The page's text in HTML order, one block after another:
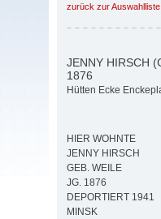
zurück zur Auswahlliste
JENNY HIRSCH
1876
Hütten Ecke
HIER WOHNTE
JENNY HIRSCH
GEB. WEILE
JG. 1876
DEPORTIERT 1941
MINSK